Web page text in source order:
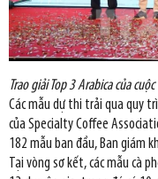
Trao giải Top 3 Arabica của
Các mẫu dự thi trải qua quy
của Specialty Coffee
182 mẫu ban đầu, Ban giám
Tại vòng sơ kết, các mẫu cà